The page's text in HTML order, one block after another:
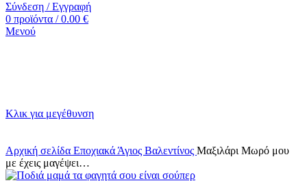
Σύνδεση / Εγγραφή
0 προϊόντα / 0.00 €
Μενού
Κλικ για μεγέθυνση
Αρχική σελίδα Εποχιακά Άγιος Βαλεντίνος Μαξιλάρι Μωρό μου
με έχεις μαγέψει…